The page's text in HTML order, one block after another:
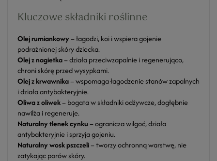
Kluczowe składniki roślinne
Olej rumiankowy– łagodzi, koi i wspiera gojenie
podrażnionej skóry dziecka.
Olej z nagietka– działa przeciwzapalnie i regenerująco,
chroni skórę przed wysypkami.
Olej z krwawnika– wspomaga łagodzenie stanów zapalnych
i działa antybakteryjnie.
Oliwa z oliwek– bogata w składniki odżywcze, dogłębnie
nawilża i regeneruje.
Naturalny tlenek cynku– ogranicza wilgoć, działa
antybakteryjnie i sprzyja gojeniu.
Naturalny wosk pszczeli– tworzy ochronną warstwę, nie
zatykając porów skóry.